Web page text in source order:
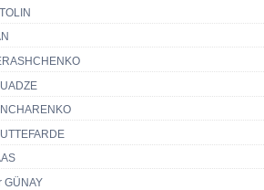
GÜNAY